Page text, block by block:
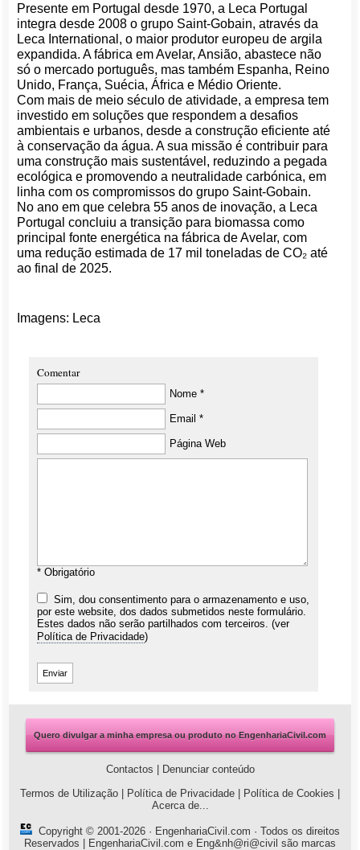
Presente em Portugal desde 1970, a Leca Portugal
integra desde 2008 o grupo Saint-Gobain, através da
Leca International, o maior produtor europeu de argila
expandida. A fábrica em Avelar, Ansião, abastece não
só o mercado português, mas também Espanha, Reino
Unido, França, Suécia, África e Médio Oriente.
Com mais de meio século de atividade, a empresa tem
investido em soluções que respondem a desafios
ambientais e urbanos, desde a construção eficiente até
à conservação da água. A sua missão é contribuir para
uma construção mais sustentável, reduzindo a pegada
ecológica e promovendo a neutralidade carbónica, em
linha com os compromissos do grupo Saint-Gobain.
No ano em que celebra 55 anos de inovação, a Leca
Portugal concluiu a transição para biomassa como
principal fonte energética na fábrica de Avelar, com
uma redução estimada de 17 mil toneladas de CO₂ até
ao final de 2025.
Imagens: Leca
Comentar
Nome *
Email *
Página Web
* Obrigatório
Sim, dou consentimento para o armazenamento e uso,
por este website, dos dados submetidos neste formulário.
Estes dados não serão partilhados com terceiros. (ver
Política de Privacidade)
Quero divulgar a minha empresa ou produto no EngenhariaCivil.com
Contactos | Denunciar conteúdo
Termos de Utilização | Política de Privacidade | Política de Cookies |
Acerca de...
Copyright © 2001-2026 · EngenhariaCivil.com · Todos os direitos
Reservados | EngenhariaCivil.com e Eng&nh@ri@civil são marcas